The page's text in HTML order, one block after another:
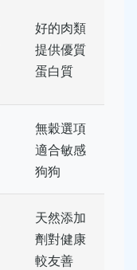
好的肉類
提供優質
蛋白質
無穀選項
適合敏感
狗狗
天然添加
劑對健康
較友善